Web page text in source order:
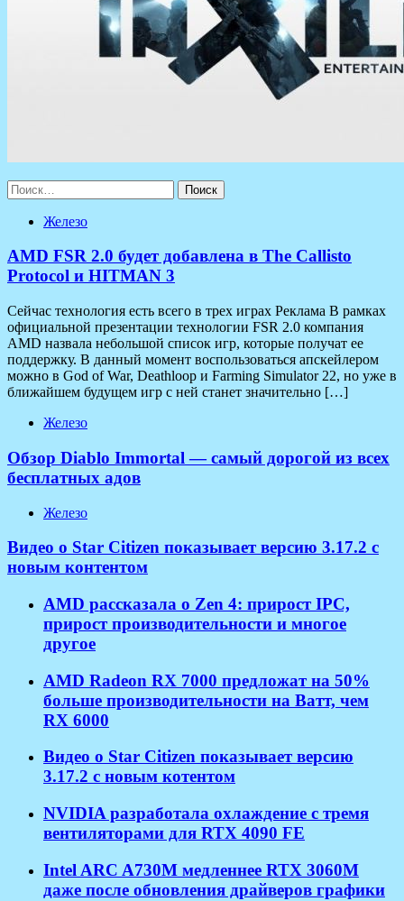
Найти:
Железо
AMD FSR 2.0 будет добавлена в The Callisto
Protocol и HITMAN 3
Сейчас технология есть всего в трех играх Реклама В рамках
официальной презентации технологии FSR 2.0 компания
AMD назвала небольшой список игр, которые получат ее
поддержку. В данный момент воспользоваться апскейлером
можно в God of War, Deathloop и Farming Simulator 22, но уже в
ближайшем будущем игр с ней станет значительно […]
Железо
Обзор Diablo Immortal — самый дорогой из всех
бесплатных адов
Железо
Видео о Star Citizen показывает версию 3.17.2 с
новым контентом
AMD рассказала о Zen 4: прирост IPC,
прирост производительности и многое
другое
AMD Radeon RX 7000 предложат на 50%
больше производительности на Ватт, чем
RX 6000
Видео о Star Citizen показывает версию
3.17.2 с новым котентом
NVIDIA разработала охлаждение с тремя
вентиляторами для RTX 4090 FE
Intel ARC A730M медленнее RTX 3060M
даже после обновления драйверов графики